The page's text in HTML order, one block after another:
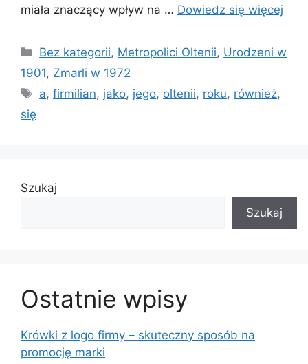
miała znaczący wpływ na … Dowiedz się więcej
Kategorie
Bez kategorii, Metropolici Oltenii, Urodzeni w
1901, Zmarli w 1972
Tagi
a,firmilian, jako, jego, oltenii, roku, również,
się
Szukaj
Szukaj
Ostatnie wpisy
Krówki z logo firmy – skuteczny sposób na
promocję marki